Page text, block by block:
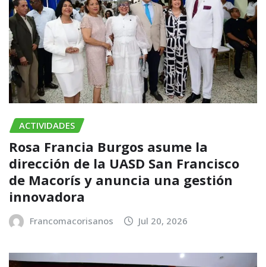
ACTIVIDADES
Rosa Francia Burgos asume la
dirección de la UASD San Francisco
de Macorís y anuncia una gestión
innovadora
Francomacorisanos Jul 20, 2026